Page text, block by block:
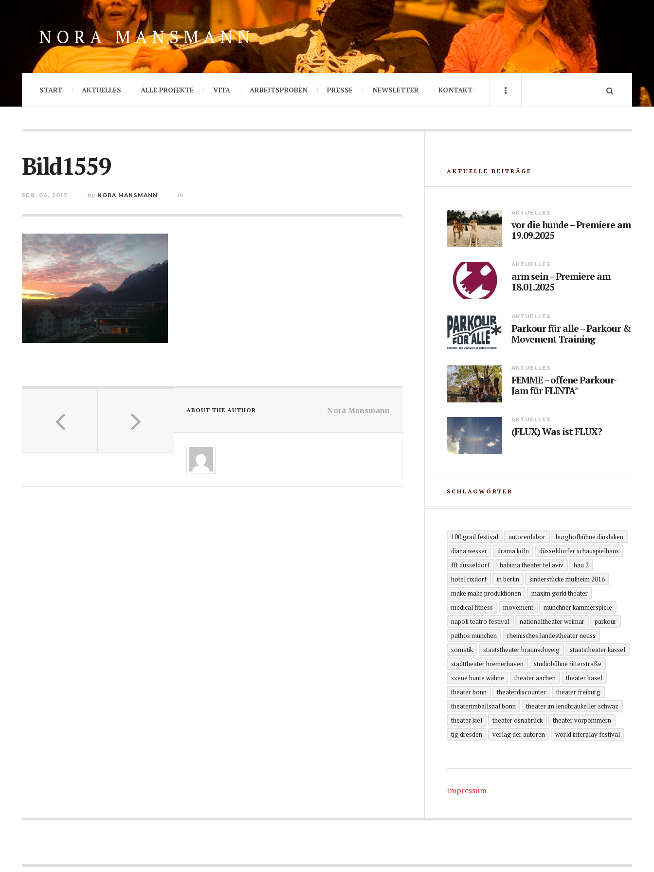
NORA MANSMANN
START AKTUELLES ALLE PROJEKTE VITA ARBEITSPROBEN PRESSE NEWSLETTER KONTAKT
Bild1559
FEB. 04, 2017 by NORA MANSMANN in
ABOUT THE AUTHOR Nora Mansmann
AKTUELLE BEITRÄGE
AKTUELLES
vor die hunde – Premiere am
19.09.2025
AKTUELLES
arm sein – Premiere am
18.01.2025
AKTUELLES
Parkour für alle – Parkour &
Movement Training
AKTUELLES
FEMME – offene Parkour-
Jam für FLINTA*
AKTUELLES
(FLUX) Was ist FLUX?
SCHLAGWÖRTER
100 grad festival autorenlabor
burghofbühne dinslaken
diana wesser
drama köln
düsseldorfer schauspielhaus
fft düsseldorf
habima theater tel aviv
hau 2
hotel rixdorf
in berlin
kinderstücke mülheim 2016
make make produktionen
maxim gorki theater
medical fitness
movement
münchner kammerspiele
napoli teatro festival
nationaltheater weimar
parkour
pathos münchen
rheinisches landestheater neuss
somatik
staatstheater braunschweig
staatstheater kassel
stadttheater bremerhaven
studiobühne ritterstraße
szene bunte wähne
theater aachen
theater basel
theater bonn
theaterdiscounter
theater freiburg
theaterimballsaal bonn
theater im lendbräukeller schwaz
theater kiel
theater osnabrück
theater vorpommern
tjg dresden
verlag der autoren world interplay festival
Impressum